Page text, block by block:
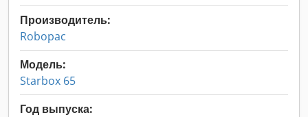
Производитель:
Robopac
Модель:
Starbox 65
Год выпуска: